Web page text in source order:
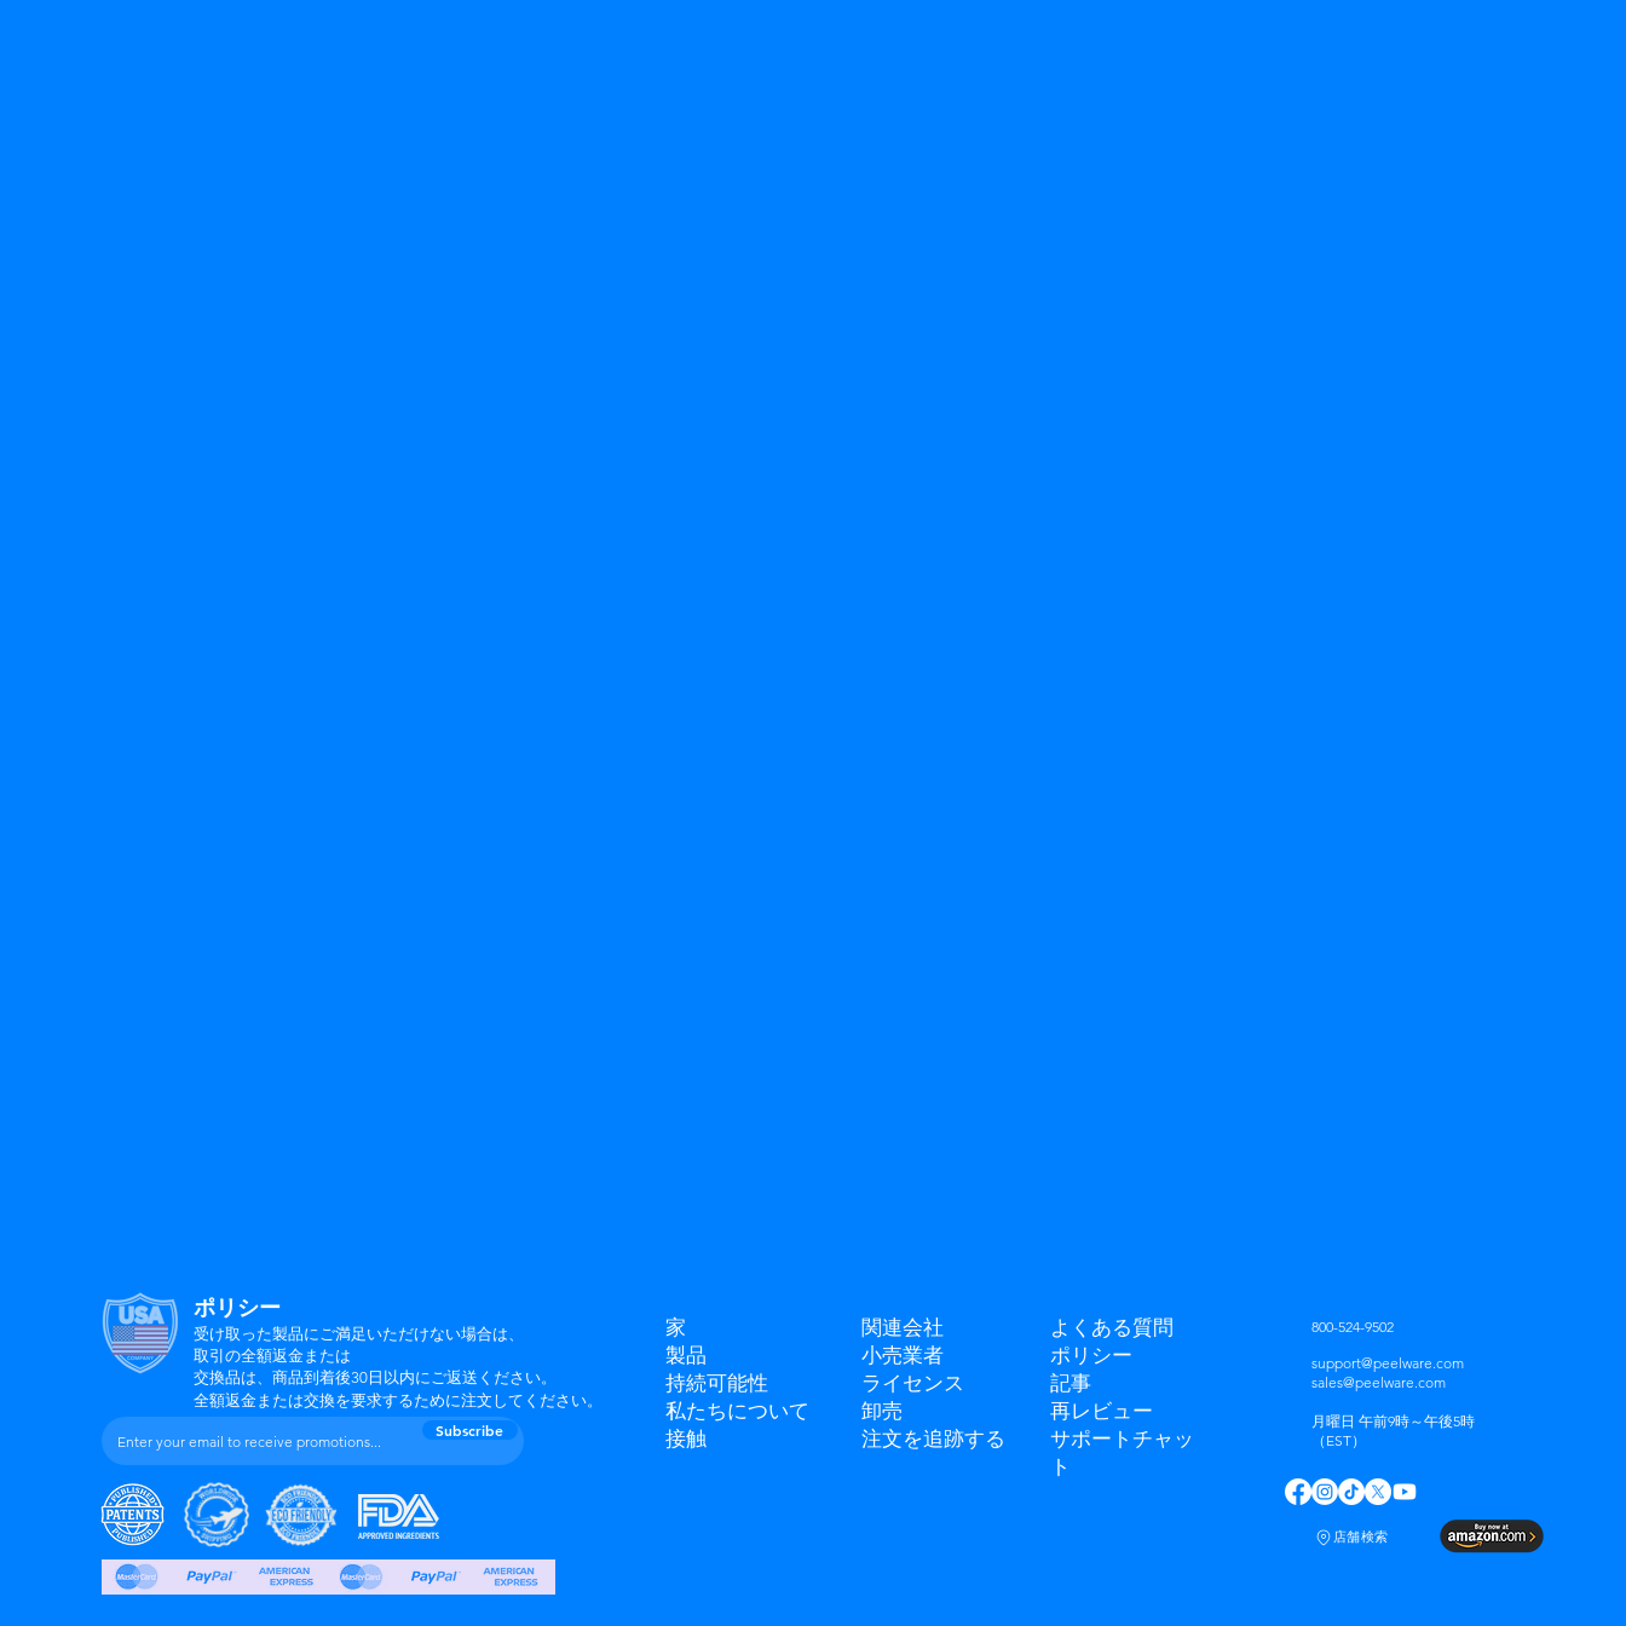
ポリシー
受け取った製品にご満足いただけない場合は、
取引の全額返金または
交換品は、商品到着後30日以内にご返送ください。
全額返金または交換を要求するために注文してください。
Subscribe
家
製品
持続可能性
私たちについて
接触
関連会社
小売業者
ライセンス
卸売
注文を追跡する
よくある質問
ポリシー
記事
再レビュー
サポートチャッ
ト
800-524-9502
support@peelware.com
sales@peelware.com
月曜日 午前9時～午後5時
（EST）
店舗検索